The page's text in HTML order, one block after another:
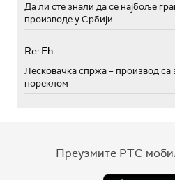
Да ли сте знали да се најбоље
производе у Србији
Re: Eh...
Лесковачка спржа – производ
пореклом
Преузмите РТС